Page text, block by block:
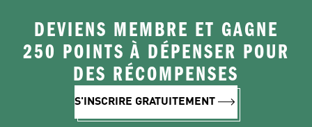
DEVIENS MEMBRE ET GAGNE
250 POINTS À DÉPENSER POUR
DES RÉCOMPENSES
S'INSCRIRE GRATUITEMENT